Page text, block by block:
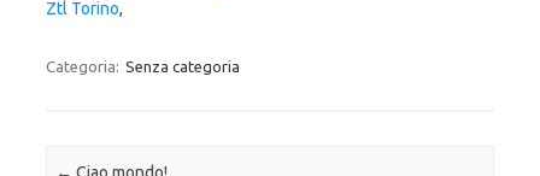
Ztl Torino,
Categoria: Senza categoria